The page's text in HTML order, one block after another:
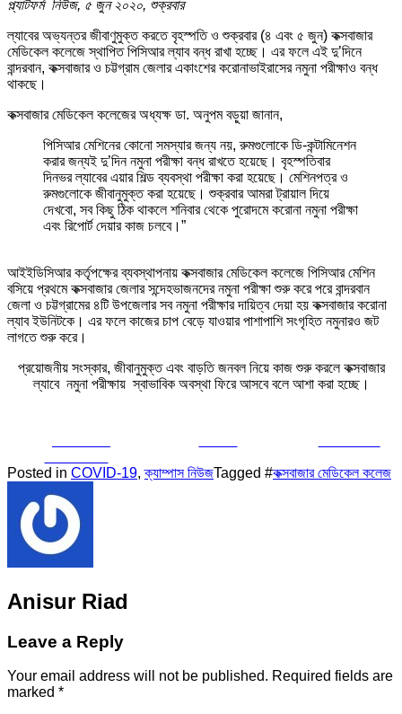
প্ল্যাটফর্ম নিউজ, ৫ জুন ২০২০, শুক্রবার
ল্যাবের অভ্যন্তর জীবাণুমুক্ত করতে বৃহস্পতি ও শুক্রবার (৪ এবং ৫ জুন) কক্সবাজার
মেডিকেল কলেজে স্থাপিত পিসিআর ল্যাব বন্ধ রাখা হচ্ছে। এর ফলে এই দু’দিনে
বান্দরবান, কক্সবাজার ও চট্টগ্রাম জেলার একাংশের করোনাভাইরাসের নমুনা পরীক্ষাও বন্ধ
থাকছে।
কক্সবাজার মেডিকেল কলেজের অধ্যক্ষ ডা. অনুপম বড়ুয়া জানান,
পিসিআর মেশিনের কোনো সমস্যার জন্য নয়, রুমগুলোকে ডি-কন্টামিনেশন
করার জন্যই দু’দিন নমুনা পরীক্ষা বন্ধ রাখতে হয়েছে। বৃহস্পতিবার
দিনভর ল্যাবের এয়ার শিল্ড ব্যবস্থা পরীক্ষা করা হয়েছে। মেশিনপত্র ও
রুমগুলোকে জীবানুমুক্ত করা হয়েছে। শুক্রবার আমরা ট্রায়াল দিয়ে
দেখবো, সব কিছু ঠিক থাকলে শনিবার থেকে পুরোদমে করোনা নমুনা পরীক্ষা
এবং রিপোর্ট দেয়ার কাজ চলবে।”
আইইডিসিআর কর্তৃপক্ষের ব্যবস্থাপনায় কক্সবাজার মেডিকেল কলেজে পিসিআর মেশিন
বসিয়ে প্রথমে কক্সবাজার জেলার সন্দেহভাজনদের নমুনা পরীক্ষা শুরু করে পরে বান্দরবান
জেলা ও চট্টগ্রামের ৪টি উপজেলার সব নমুনা পরীক্ষার দায়িত্ব দেয়া হয় কক্সবাজার করোনা
ল্যাব ইউনিটকে। এর ফলে কাজের চাপ বেড়ে যাওয়ার পাশাপাশি সংগৃহিত নমুনারও জট
লাগতে শুরু করে।
প্রয়োজনীয় সংস্কার, জীবানুমুক্ত এবং বাড়তি জনবল নিয়ে কাজ শুরু করলে কক্সবাজার
ল্যাবে নমুনা পরীক্ষায় স্বাভাবিক অবস্থা ফিরে আসবে বলে আশা করা হচ্ছে।
Posted in COVID-19,ক্যাম্পাস নিউজTagged #কক্সবাজার মেডিকেল কলেজ
Anisur Riad
Leave a Reply
Your email address will not be published. Required fields are
marked *